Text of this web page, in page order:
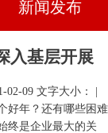
新闻发布
入基层开展
02-09 文字大小： |
好年？还有哪些困难
终是企业最大的关